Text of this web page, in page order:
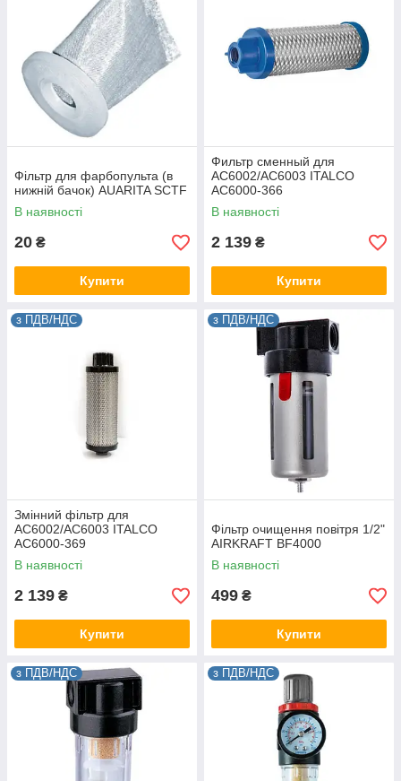
Фільтр для фарбопульта (в
нижній бачок) AUARITA SCTF
В наявності
20 ₴
Купити
Фильтр сменный для
AC6002/AC6003 ITALCO
AC6000-366
В наявності
2 139 ₴
Купити
з ПДВ/НДС
Змінний фільтр для
AC6002/AC6003 ITALCO
AC6000-369
В наявності
2 139 ₴
Купити
з ПДВ/НДС
Фільтр очищення повітря 1/2"
AIRKRAFT BF4000
В наявності
499 ₴
Купити
з ПДВ/НДС з ПДВ/НДС